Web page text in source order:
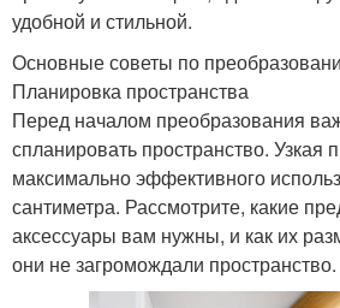
удобной и стильной.
Основные советы по
Планировка пространства
Перед началом преобразования
спланировать пространство. Узкая
максимально эффективного
сантиметра. Рассмотрите, какие
аксессуары вам нужны, и как их
они не загромождали пространство.